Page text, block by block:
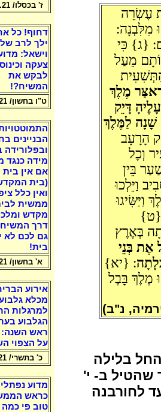
עֶשְׂרֵה
מִלִּבְנָה:
{ג} כִּי
מֵעַל
מֶלֶךְ
דָּיֵק
שָׁנָה לַמֶּלֶךְ
הָרָעָב
וְכָל
בֵּין
וַיֵּלְכוּ
וַיַּשִּׂיגוּ
{ט}
בְּאֶרֶץ
אֶת בְּנֵי
: {יא}
מֶלֶךְ בָּבֶל
נ"ב)
בלילה
שהטיל ב- י'
לחורבנה
ז' בכסלו/ 11.10.21
דחוף! כל
ילך לרב
וישאל:
צעקה וכינוס
לבקש את
המשיח?!
ט"ו בחשון/ 21.10.21
הבניינים
ובפלורידה
מידה כנגד
אם אין
(בית
ואין כלל
ממשית
מקדש
דרך
גם לכם לא
בית!
א' בחשון/ 7.10.21
אירוע
מכלא
למרגלות
הגלבוע
ראש השנה:
על הצפוי
כ' בתשרי/ 26.9.21
מדוע
כראש
טוב פי